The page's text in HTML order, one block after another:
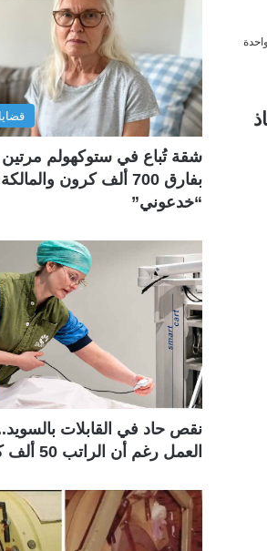
بفارق 700 ألف كرون
“خدعوني”
نقص حاد في القابلات
العمل رغم أن الراتب 50 ألف كرون شهرياً